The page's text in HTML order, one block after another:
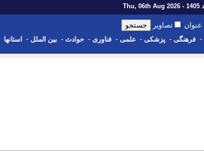
عنوان تصاویر
- فرهنگی - پزشکی - علمی - فناوری - حوادث - بین الملل - استانها